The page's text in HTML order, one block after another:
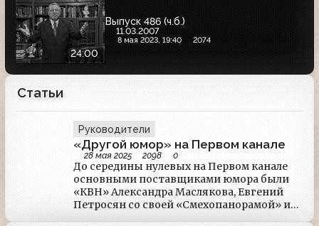
24:00
Выпуск 486 (ч.б.)
11.03.2007
8 мая 2023, 19:40 2074
Статьи
Руководители
«Другой юмор» на Первом канале
28 мая 2025 2098 0
До середины нулевых на Первом канале
основными поставщиками юмора были
«КВН» Александра Маслякова, Евгений
Петросян со своей «Смехопанорамой» и
«Кривым зеркалом» и Максим Галкин со